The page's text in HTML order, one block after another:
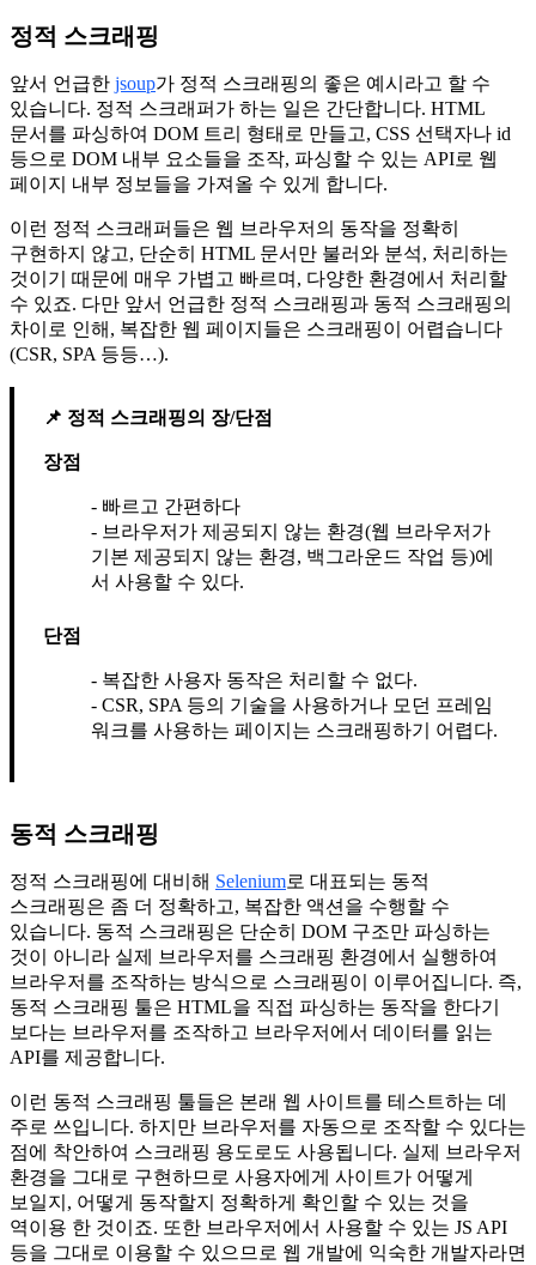
정적 스크래핑
앞서 언급한 jsoup가 정적 스크래핑의 좋은 예시라고 할 수
있습니다. 정적 스크래퍼가 하는 일은 간단합니다. HTML
문서를 파싱하여 DOM 트리 형태로 만들고, CSS 선택자나 id
등으로 DOM 내부 요소들을 조작, 파싱할 수 있는 API로 웹
페이지 내부 정보들을 가져올 수 있게 합니다.
이런 정적 스크래퍼들은 웹 브라우저의 동작을 정확히
구현하지 않고, 단순히 HTML 문서만 불러와 분석, 처리하는
것이기 때문에 매우 가볍고 빠르며, 다양한 환경에서 처리할
수 있죠. 다만 앞서 언급한 정적 스크래핑과 동적 스크래핑의
차이로 인해, 복잡한 웹 페이지들은 스크래핑이 어렵습니다
(CSR, SPA 등등…).
정적 스크래핑의 장/단점
장점
빠르고 간편하다
브라우저가 제공되지 않는 환경(웹 브라우저가
기본 제공되지 않는 환경, 백그라운드 작업 등)에
서 사용할 수 있다.
단점
복잡한 사용자 동작은 처리할 수 없다.
CSR, SPA 등의 기술을 사용하거나 모던 프레임
워크를 사용하는 페이지는 스크래핑하기 어렵다.
동적 스크래핑
정적 스크래핑에 대비해 Selenium로 대표되는 동적
스크래핑은 좀 더 정확하고, 복잡한 액션을 수행할 수
있습니다. 동적 스크래핑은 단순히 DOM 구조만 파싱하는
것이 아니라 실제 브라우저를 스크래핑 환경에서 실행하여
브라우저를 조작하는 방식으로 스크래핑이 이루어집니다. 즉,
동적 스크래핑 툴은 HTML을 직접 파싱하는 동작을 한다기
보다는 브라우저를 조작하고 브라우저에서 데이터를 읽는
API를 제공합니다.
이런 동적 스크래핑 툴들은 본래 웹 사이트를 테스트하는 데
주로 쓰입니다. 하지만 브라우저를 자동으로 조작할 수 있다는
점에 착안하여 스크래핑 용도로도 사용됩니다. 실제 브라우저
환경을 그대로 구현하므로 사용자에게 사이트가 어떻게
보일지, 어떻게 동작할지 정확하게 확인할 수 있는 것을
역이용 한 것이죠. 또한 브라우저에서 사용할 수 있는 JS API
등을 그대로 이용할 수 있으므로 웹 개발에 익숙한 개발자라면